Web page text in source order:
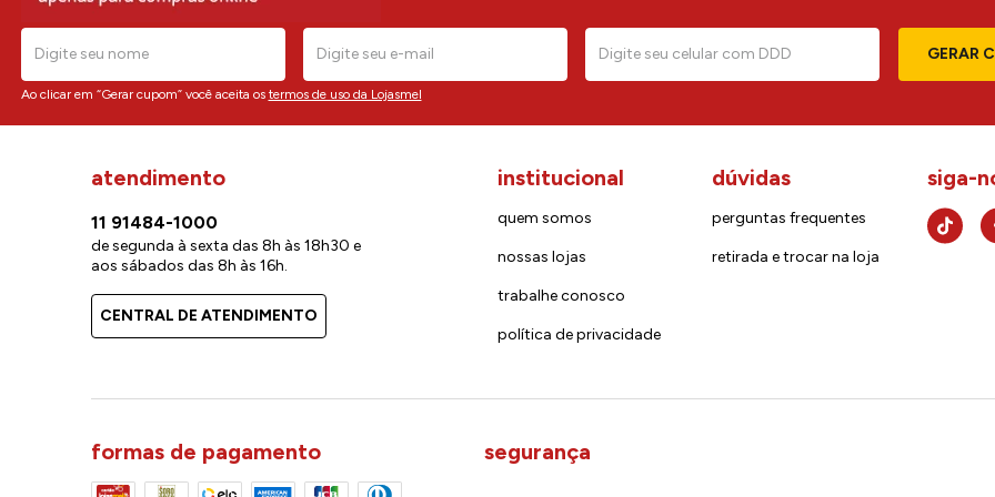
GERAR
Ao clicar em “Gerar cupom” você aceita os termos de uso da Lojasmel
atendimento
11 91484-1000
de segunda à sexta das 8h às 18h30 e
aos sábados das 8h às 16h.
CENTRAL DE ATENDIMENTO
institucional
quem somos
nossas lojas
trabalhe conosco
política de privacidade
dúvidas
perguntas frequentes
retirada e trocar na loja
siga-
formas de pagamento segurança